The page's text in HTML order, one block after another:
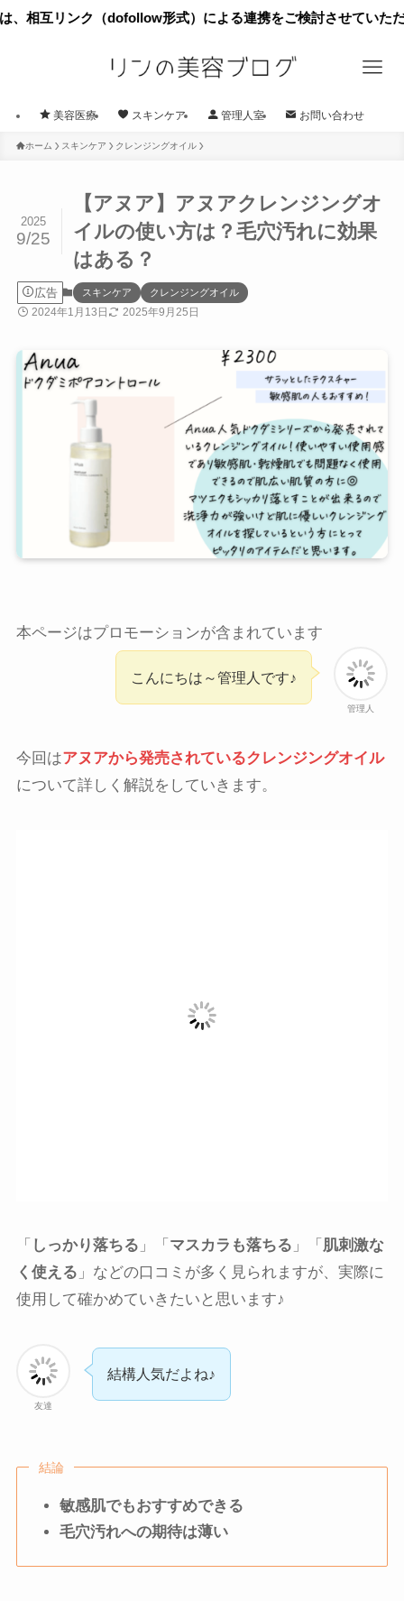
ク（dofollow形式）による連携をご検討させていただきたくご
美容医療 スキンケア 管理人室 お問い合わせ
ホーム スキンケア クレンジングオイル
【アヌア】アヌアクレンジングオ
イルの使い方は？毛穴汚れに効果
はある？
2025
9/25
広告 スキンケア クレンジングオイル
2024年1月13日 2025年9月25日
本ページはプロモーションが含まれています
管理人
こんにちは～管理人です♪
今回はアヌアから発売されているクレンジングオイル
について詳しく解説をしていきます。
「 しっかり落ちる 」「 マスカラも落ちる 」「 肌刺激な
く使える 」などの口コミが多く見られますが、実際に
使用して確かめていきたいと思います♪
友達
結構人気だよね♪
結論
敏感肌でもおすすめできる
毛穴汚れへの期待は薄い